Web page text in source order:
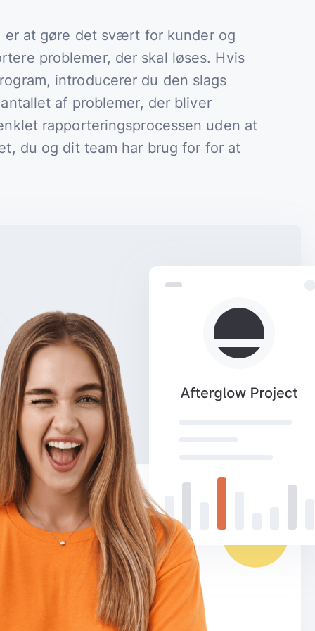
er at gøre det svært for kunder og
problemer, der skal løses. Hvis
introducerer du den slags
af problemer, der bliver
rapporteringsprocessen uden at
du og dit team har brug for for at